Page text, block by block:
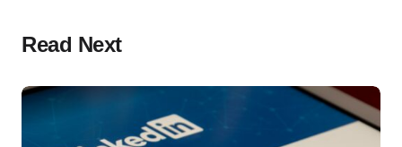
Read Next